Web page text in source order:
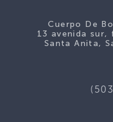
Cuerpo De
13 avenida sur,
Santa Anita,